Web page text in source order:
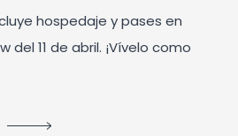
hospedaje y pases en
del 11 de abril. ¡Vívelo como